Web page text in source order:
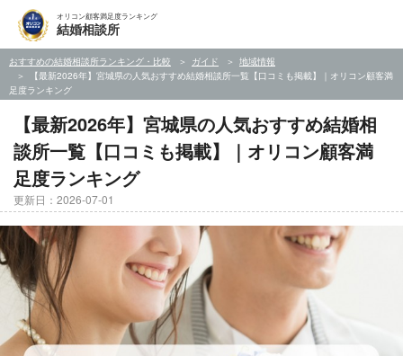
オリコン顧客満足度ランキング
結婚相談所
おすすめの結婚相談所ランキング・比較 ガイド
地域情報
【最新2026年】宮城県の人気おすすめ結婚相談所一覧【口コミも掲載】｜オリコン顧客満
足度ランキング
【最新2026年】宮城県の人気おすすめ結婚相
談所一覧【口コミも掲載】｜オリコン顧客満
足度ランキング
更新日：2026-07-01